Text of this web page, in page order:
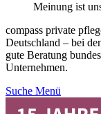
Meinung ist
compass private
Deutschland – bei
gute Beratung
Unternehmen.
Suche Menü